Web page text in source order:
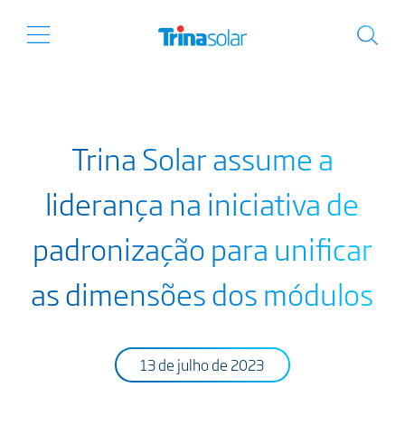
Trina Solar assume a
liderança na iniciativa de
padronização para unificar
as dimensões dos módulos
13 de julho de 2023